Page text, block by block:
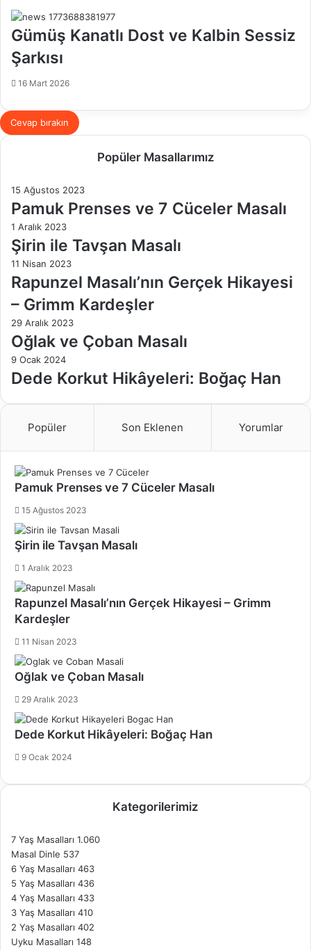
Gümüş Kanatlı Dost ve Kalbin Sessiz
Şarkısı
16 Mart 2026
Cevap bırakın
Popüler Masallarımız
15 Ağustos 2023
Pamuk Prenses ve 7 Cüceler Masalı
1 Aralık 2023
Şirin ile Tavşan Masalı
11 Nisan 2023
Rapunzel Masalı’nın Gerçek Hikayesi
– Grimm Kardeşler
29 Aralık 2023
Oğlak ve Çoban Masalı
9 Ocak 2024
Dede Korkut Hikâyeleri: Boğaç Han
Popüler Son Eklenen Yorumlar
Pamuk Prenses ve 7 Cüceler Masalı
15 Ağustos 2023
Şirin ile Tavşan Masalı
1 Aralık 2023
Rapunzel Masalı’nın Gerçek Hikayesi – Grimm
Kardeşler
11 Nisan 2023
Oğlak ve Çoban Masalı
29 Aralık 2023
Dede Korkut Hikâyeleri: Boğaç Han
9 Ocak 2024
Kategorilerimiz
7 Yaş Masalları 1.060
Masal Dinle 537
6 Yaş Masalları 463
5 Yaş Masalları 436
4 Yaş Masalları 433
3 Yaş Masalları 410
2 Yaş Masalları 402
Uyku Masalları 148